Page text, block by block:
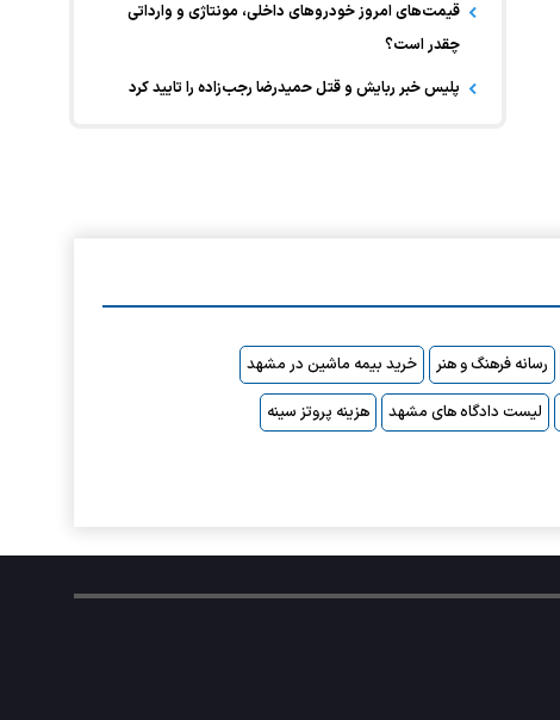
قیمت‌های امروز خودرو‌های داخلی، مونتاژی و وارداتی
چقدر است؟
پلیس خبر ربایش و قتل حمیدرضا رجب‌زاده را تایید کرد
رسانه فرهنگ و هنر
خرید بیمه ماشین در مشهد
لیست دادگاه های مشهد هزینه پروتز سینه